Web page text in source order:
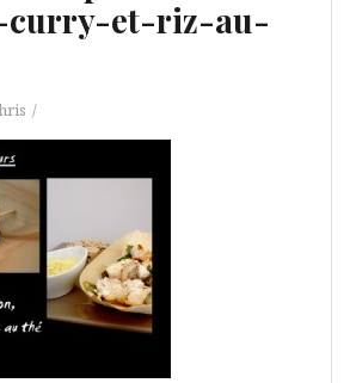
curry-et-riz-au-